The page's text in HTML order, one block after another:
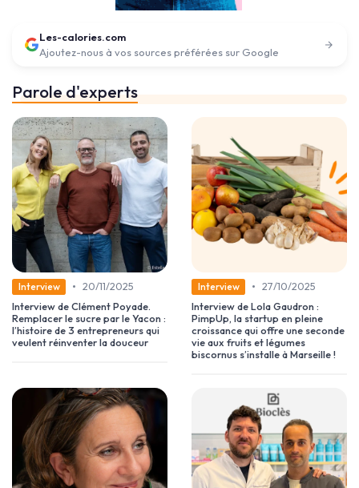
Les-calories.com
Ajoutez-nous à vos sources préférées sur Google
Parole d'experts
Interview • 20/11/2025
Interview de Clément Poyade.
Remplacer le sucre par le Yacon :
l’histoire de 3 entrepreneurs qui
veulent réinventer la douceur
Interview • 27/10/2025
Interview de Lola Gaudron :
PimpUp, la startup en pleine
croissance qui offre une seconde
vie aux fruits et légumes
biscornus s’installe à Marseille !